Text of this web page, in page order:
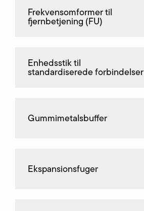
Frekvensomformer til
fjernbetjening (FU)
Enhedsstik til
standardiserede forbindelser
Gummimetalsbuffer
Ekspansionsfuger